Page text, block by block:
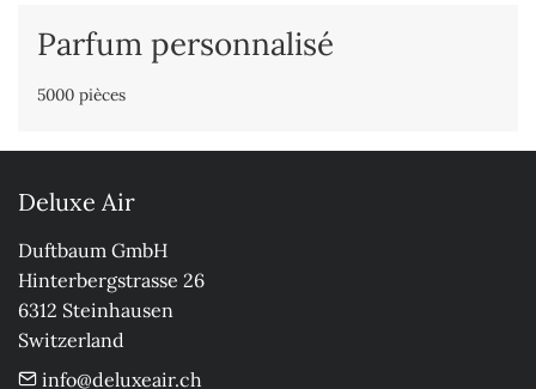
Parfum personnalisé
5000 pièces
Deluxe Air
Duftbaum GmbH
Hinterbergstrasse 26
6312 Steinhausen
Switzerland
info@deluxeair.ch